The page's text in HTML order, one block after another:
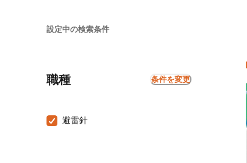
設定中の検索条件
職種 条件を変更
避雷針